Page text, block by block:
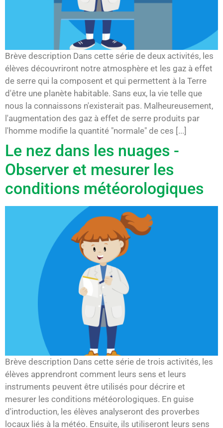
Brève description Dans cette série de deux activités, les
élèves découvriront notre atmosphère et les gaz à effet
de serre qui la composent et qui permettent à la Terre
d'être une planète habitable. Sans eux, la vie telle que
nous la connaissons n'existerait pas. Malheureusement,
l'augmentation des gaz à effet de serre produits par
l'homme modifie la quantité "normale" de ces [...]
Le nez dans les nuages -
Observer et mesurer les
conditions météorologiques
Brève description Dans cette série de trois activités, les
élèves apprendront comment leurs sens et leurs
instruments peuvent être utilisés pour décrire et
mesurer les conditions météorologiques. En guise
d'introduction, les élèves analyseront des proverbes
locaux liés à la météo. Ensuite, ils utiliseront leurs sens